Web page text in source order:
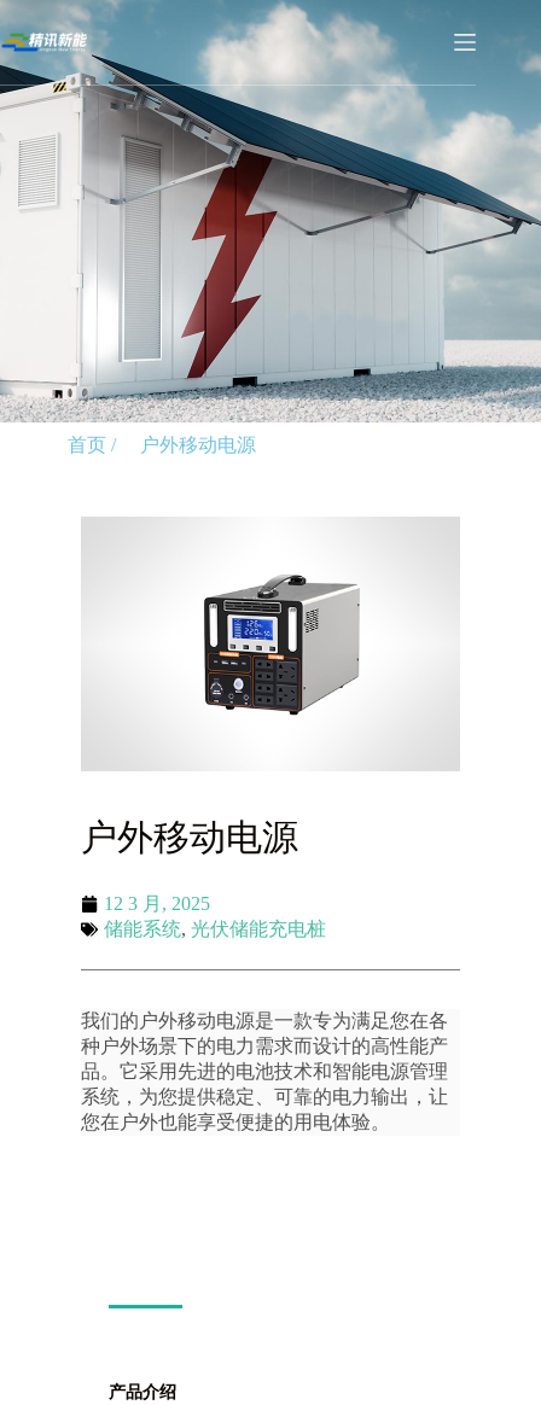
首页 / 户外移动电源
户外移动电源
12 3 月, 2025
储能系统, 光伏储能充电桩
我们的户外移动电源是一款专为满足您在各
种户外场景下的电力需求而设计的高性能产
品。它采用先进的电池技术和智能电源管理
系统，为您提供稳定、可靠的电力输出，让
您在户外也能享受便捷的用电体验。
产品介绍